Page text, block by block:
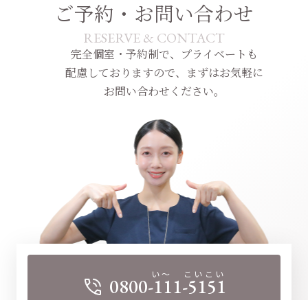
ご予約・お問い合わせ
RESERVE & CONTACT
完全個室・予約制で、プライベートも
配慮しておりますので、 まずはお気軽に
お問い合わせください。
0800-111-5151
い～ こいこい